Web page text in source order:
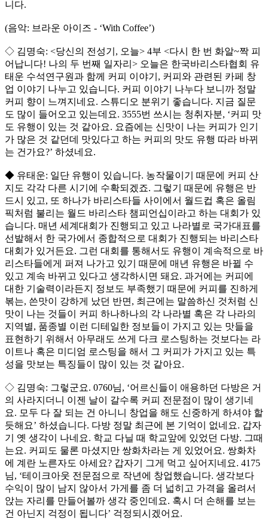
니다.
(음악: 브라운 아이즈 - ‘With Coffee’)
◇ 김명숙: <당신의 전성기, 오늘> 4부 <다시 한 번 화알~짝 피
어납니다! 나의 두 번째 일자리> 오늘은 한국바리스타협회 유
태운 수석연구원과 함께 커피 이야기, 커피와 관련된 카페 창
업 이야기 나누고 있습니다. 커피 이야기 나누다 보니까 정말
커피 향이 느껴지네요. 스튜디오 분위기 좋습니다. 지금 질문
도 많이 들어오고 있는데요. 3555번 쓰시는 청취자분, ‘커피 맛
도 유행이 있는 것 같아요. 요즘에는 신맛이 나는 커피가 인기
가 많은 것 같던데 맛있다고 하는 커피의 맛도 유행 따라 바뀌
는 건가요?’ 하셨네요.
◆ 유태운: 일단 유행이 있습니다. 농작물이기 때문에 커피 산
지도 각각 다른 시기에 수확되겠죠. 그렇기 때문에 유행은 반
드시 있고, 또 하나가 바리스타들 사이에서 월드컵 혹은 올림
픽처럼 불리는 월드 바리스타 챔피언십이라고 하는 대회가 있
습니다. 매년 세계대회가 진행되고 있고 나라별로 국가대표를
선발해서 한 국가에서 종합적으로 대회가 진행되는 바리스타
대회가 있거든요. 그런 대회를 통해서도 유행이 계속적으로 바
리스타들에게 퍼져 나가고 있기 때문에 매년 유행은 바뀔 수
있고 계속 바뀌고 있다고 생각하시면 돼요. 과거에는 커피에
대한 기술력이라든지 정보도 부족했기 때문에 커피를 진하게
볶는, 쓴맛이 강하게 났던 반면, 최근에는 말씀하신 것처럼 신
맛이 나는 것들이 커피 하나하나의 각 나라별 혹은 각 나라의
지역별, 품종별 이런 디테일한 정보들이 가지고 있는 맛들을
표현하기 위해서 아무래도 쓰게 다크 로스팅하는 것보다는 라
이트나 혹은 미디엄 로스팅을 해서 그 커피가 가지고 있는 특
성을 맛보는 특징들이 많이 있는 것 같아요.
◇ 김명숙: 그렇군요. 0760님, ‘어르신들이 애용하던 다방은 거
의 사라지더니 이젠 날이 갈수록 커피 전문점이 많이 생기네
요. 모두 다 잘 되는 건 아니니 창업을 해도 신중하게 하셔야 할
듯해요’ 하셨습니다. 다방 정말 최근에 본 기억이 없네요. 갑자
기 옛 생각이 나네요. 학교 다닐 때 학교앞에 있었던 다방. 그때
는요. 커피도 물론 마셨지만 쌍화차라는 게 있었어요. 쌍화차
에 계란 노른자도 아세요? 갑자기 그게 먹고 싶어지네요. 4175
님, ‘테이크아웃 전문점으로 작년에 창업했습니다. 생각보다
수익이 많이 남지 않아서 가게를 좀 더 넓히고 가격을 올려서
앉는 자리를 만들어볼까 생각 중인데요. 혹시 더 손해를 보는
건 아닌지 걱정이 됩니다’ 걱정되시겠어요.